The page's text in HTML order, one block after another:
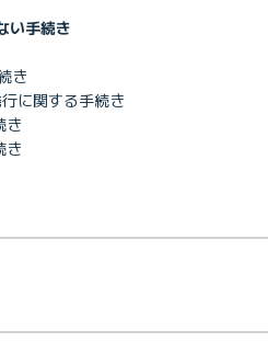
い手続き
き
に関する手続き
き
き